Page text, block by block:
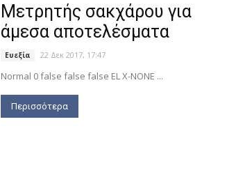
Μετρητής σακχάρου για
άμεσα αποτελέσματα
Ευεξία 22 Δεκ 2017, 17:47
Normal 0 false false false EL X-NONE ...
Περισσότερα